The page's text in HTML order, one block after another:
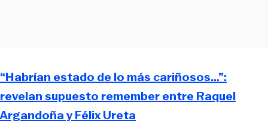
“Habrían estado de lo más cariñosos…”:
revelan supuesto remember entre Raquel
Argandoña y Félix Ureta